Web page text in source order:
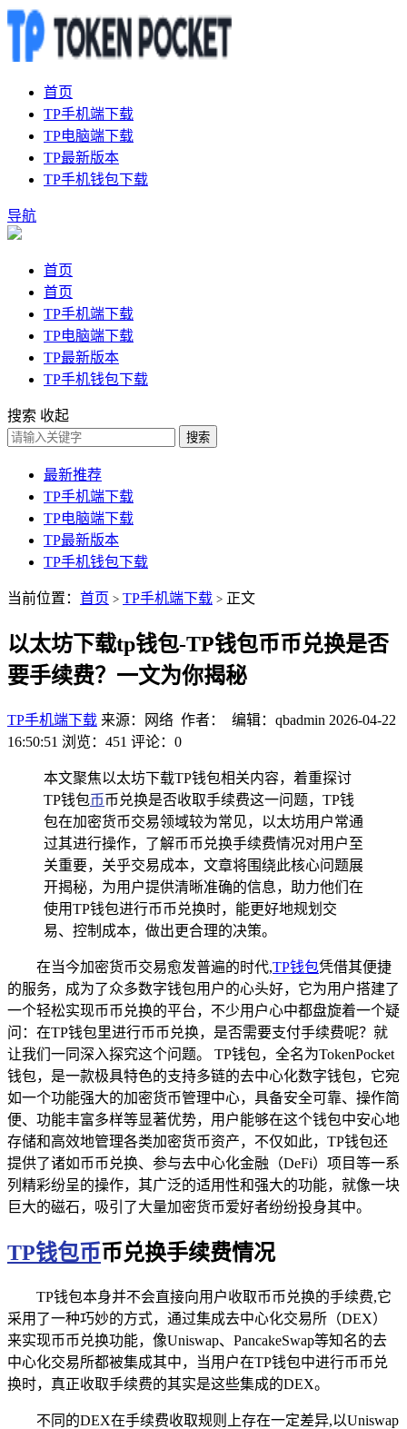
首页
TP手机端下载
TP电脑端下载
TP最新版本
TP手机钱包下载
导航
首页
首页
TP手机端下载
TP电脑端下载
TP最新版本
TP手机钱包下载
搜索 收起
搜索
最新推荐
TP手机端下载
TP电脑端下载
TP最新版本
TP手机钱包下载
当前位置： 首页 > TP手机端下载 > 正文
以太坊下载tp钱包-TP钱包币币兑换是否
要手续费？一文为你揭秘
TP手机端下载 来源：网络 作者： 编辑：qbadmin 2026-04-22
16:50:51 浏览：451 评论：0
本文聚焦以太坊下载TP钱包相关内容，着重探讨
TP钱包币币兑换是否收取手续费这一问题，TP钱
包在加密货币交易领域较为常见，以太坊用户常通
过其进行操作，了解币币兑换手续费情况对用户至
关重要，关乎交易成本，文章将围绕此核心问题展
开揭秘，为用户提供清晰准确的信息，助力他们在
使用TP钱包进行币币兑换时，能更好地规划交
易、控制成本，做出更合理的决策。
在当今加密货币交易愈发普遍的时代,TP钱包凭借其便捷
的服务，成为了众多数字钱包用户的心头好，它为用户搭建了
一个轻松实现币币兑换的平台，不少用户心中都盘旋着一个疑
问：在TP钱包里进行币币兑换，是否需要支付手续费呢？就
让我们一同深入探究这个问题。 TP钱包，全名为TokenPocket
钱包，是一款极具特色的支持多链的去中心化数字钱包，它宛
如一个功能强大的加密货币管理中心，具备安全可靠、操作简
便、功能丰富多样等显著优势，用户能够在这个钱包中安心地
存储和高效地管理各类加密货币资产，不仅如此，TP钱包还
提供了诸如币币兑换、参与去中心化金融（DeFi）项目等一系
列精彩纷呈的操作，其广泛的适用性和强大的功能，就像一块
巨大的磁石，吸引了大量加密货币爱好者纷纷投身其中。
TP钱包币币兑换手续费情况
TP钱包本身并不会直接向用户收取币币兑换的手续费,它
采用了一种巧妙的方式，通过集成去中心化交易所（DEX）
来实现币币兑换功能，像Uniswap、PancakeSwap等知名的去
中心化交易所都被集成其中，当用户在TP钱包中进行币币兑
换时，真正收取手续费的其实是这些集成的DEX。
不同的DEX在手续费收取规则上存在一定差异,以Uniswap